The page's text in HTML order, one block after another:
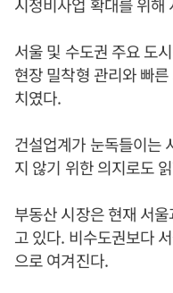
서울 및 수도권 주요 도
현장 밀착형 관리와 빠
치였다.
건설업계가 눈독들이는
지 않기 위한 의지로도
부동산 시장은 현재 서
고 있다. 비수도권보다
으로 여겨진다.